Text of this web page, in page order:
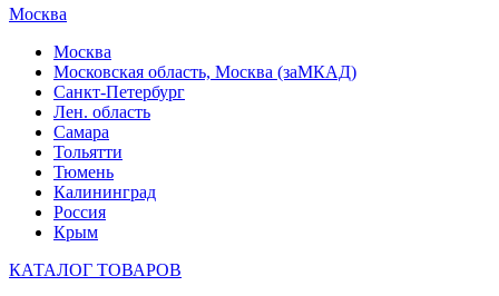
Москва
Москва
Московская область, Москва (заМКАД)
Санкт-Петербург
Лен. область
Самара
Тольятти
Тюмень
Калининград
Россия
Крым
КАТАЛОГ ТОВАРОВ